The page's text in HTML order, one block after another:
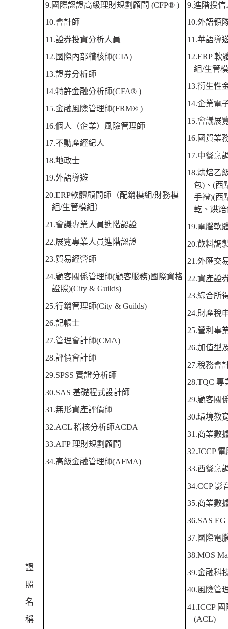
證
照
名
稱
9. 國際認證高級理財規劃顧問 (CFP® )
10.會計師
11.證券投資分析人員
12. 國際內部稽核師(CIA)
13.證券分析師
14.特許金融分析師(CFA® )
15.金融風險管理師(FRM® )
16.個人（企業）風險管理師
17.不動產經紀人
18.地政士
19.外語導遊
20.ERP軟體顧問師（配銷模組/財務模
組/生管模組）
21.會議專業人員進階認證
22.展覽專業人員進階認證
23.貿易經營師
24.顧客關係管理師(顧客服務)國際資格
證照)(City & Guilds)
25.行銷管理師(City & Guilds)
26.記帳士
27.管理會計師(CMA)
28.評價會計師
29.SPSS實證分析師
30.SAS基礎程式設計師
31.無形資產評價師
32.ACL稽核分析師ACDA
33.AFP 理財規劃顧問
34.高級金融管理師(AFMA)
9.進階授
10.外語領
11.華語導
12.ERP軟
組/生管
13.衍生性
14.企業電
15.會議展
16. 國貿業
17.中餐烹
18.烘焙乙
包) 、 (西
手禮)(西
乾、烘
19.電腦軟
20.飲料調
21.外匯交
22.資產證
23.綜合所
24.財產稅
25.營利事
26.加值型
27.稅務會
28.TQC專
29.顧客關
30.環境教
31.商業數
32.JCCP 電
33.西餐烹
34.CCP 影
35.商業數
36.SAS EG
37. 國際電
38.MOS
39.金融科
40.風險管
41.ICCP
(ACL)